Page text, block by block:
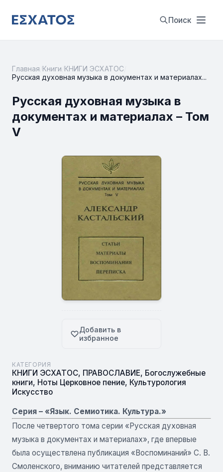
Поиск
Главная Книги КНИГИ ЭСХАТОС
Русская духовная музыка в документах и материалах...
Русская духовная музыка в
документах и материалах – Том
V
Добавить в
избранное
КАТЕГОРИЯ
КНИГИ ЭСХАТОС, ПРАВОСЛАВИЕ, Богослужебные
книги, Ноты Церковное пение, Культурология
Искусство
Серия – «Язык. Семиотика. Культура.»
После четвертого тома серии «Русская духовная
музыка в документах и материалах», где впервые
была осуществлена публикация «Воспоминаний» С. В.
Смоленского, вниманию читателей представляется